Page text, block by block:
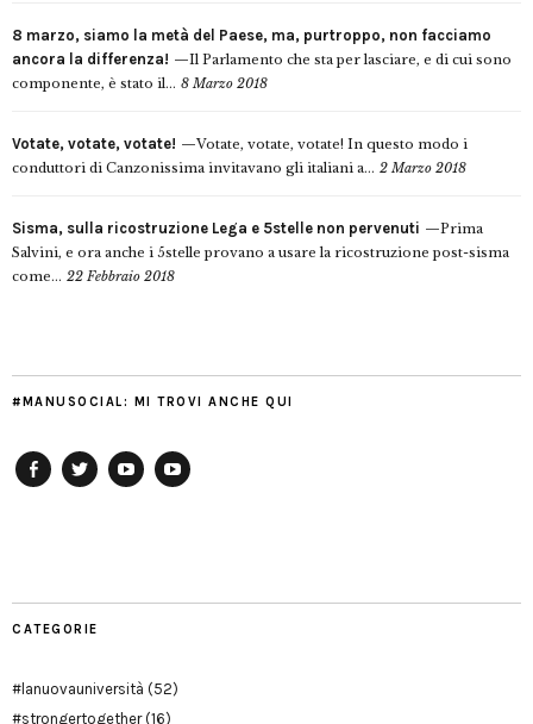
8 marzo, siamo la metà del Paese, ma, purtroppo, non facciamo
ancora la differenza!
Il Parlamento che sta per lasciare, e di cui sono
componente, è stato il... 8 Marzo 2018
Votate, votate, votate!
Votate, votate, votate! In questo modo i
conduttori di Canzonissima invitavano gli italiani a... 2 Marzo 2018
Sisma, sulla ricostruzione Lega e 5stelle non pervenuti
Prima
Salvini, e ora anche i 5stelle provano a usare la ricostruzione post-sisma
come... 22 Febbraio 2018
#MANUSOCIAL: MI TROVI ANCHE QUI
CATEGORIE
#lanuovauniversità (52)
#strongertogether(16)